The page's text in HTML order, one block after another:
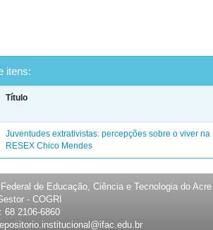
itens:
Título
Juventudes extrativistas: percepções sobre o viver na
RESEX Chico Mendes
Federal de Educação, Ciência e Tecnologia do Acre
- COGRI
68 2106-6860